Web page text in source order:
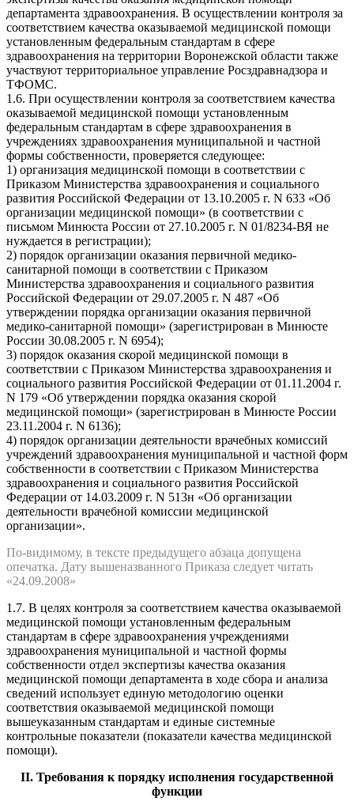
департамента здравоохранения. В осуществлении контроля за
соответствием качества оказываемой медицинской помощи
установленным федеральным стандартам в сфере
здравоохранения на территории Воронежской области также
участвуют территориальное управление Росздравнадзора и
ТФОМС.
1.6. При осуществлении контроля за соответствием качества
оказываемой медицинской помощи установленным
федеральным стандартам в сфере здравоохранения в
учреждениях здравоохранения муниципальной и частной
формы собственности, проверяется следующее:
1) организация медицинской помощи в соответствии с
Приказом Министерства здравоохранения и социального
развития Российской Федерации от 13.10.2005 г. N 633 «Об
организации медицинской помощи» (в соответствии с
письмом Минюста России от 27.10.2005 г. N 01/8234-ВЯ не
нуждается в регистрации);
2) порядок организации оказания первичной медико-
санитарной помощи в соответствии с Приказом
Министерства здравоохранения и социального развития
Российской Федерации от 29.07.2005 г. N 487 «Об
утверждении порядка организации оказания первичной
медико-санитарной помощи» (зарегистрирован в Минюсте
России 30.08.2005 г. N 6954);
3) порядок оказания скорой медицинской помощи в
соответствии с Приказом Министерства здравоохранения и
социального развития Российской Федерации от 01.11.2004 г.
N 179 «Об утверждении порядка оказания скорой
медицинской помощи» (зарегистрирован в Минюсте России
23.11.2004 г. N 6136);
4) порядок организации деятельности врачебных комиссий
учреждений здравоохранения муниципальной и частной форм
собственности в соответствии с Приказом Министерства
здравоохранения и социального развития Российской
Федерации от 14.03.2009 г. N 513н «Об организации
деятельности врачебной комиссии медицинской
организации».
По-видимому, в тексте предыдущего абзаца допущена
опечатка. Дату вышеназванного Приказа следует читать
«24.09.2008»
1.7. В целях контроля за соответствием качества оказываемой
медицинской помощи установленным федеральным
стандартам в сфере здравоохранения учреждениями
здравоохранения муниципальной и частной формы
собственности отдел экспертизы качества оказания
медицинской помощи департамента в ходе сбора и анализа
сведений использует единую методологию оценки
соответствия оказываемой медицинской помощи
вышеуказанным стандартам и единые системные
контрольные показатели (показатели качества медицинской
помощи).
II. Требования к порядку исполнения государственной
функции